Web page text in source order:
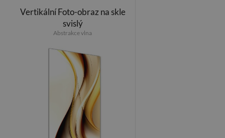
Vertikální Foto-obraz na skle
svislý
Abstrakce vlna